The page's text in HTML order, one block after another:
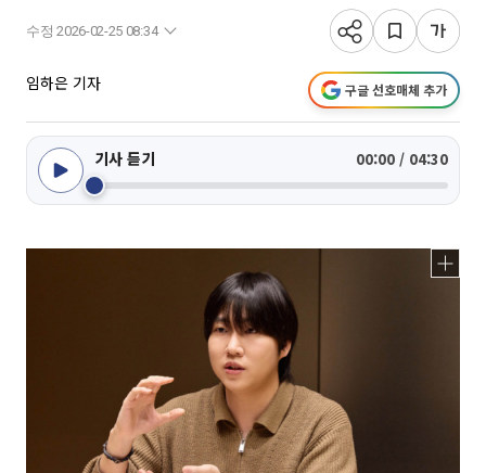
수정 2026-02-25 08:34
임하은 기자 구글 선호매체 추가
기사 듣기 00:00 / 04:30